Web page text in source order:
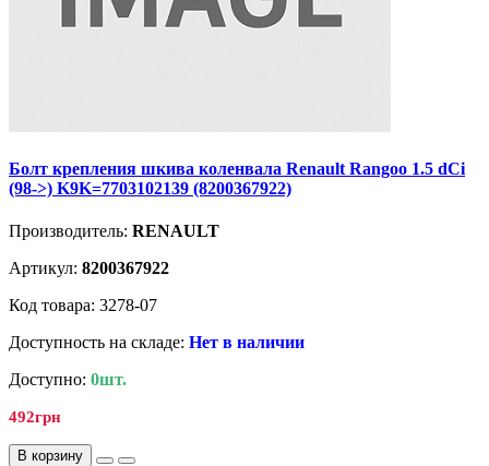
Болт крепления шкива коленвала Renault Rangoo 1.5 dCi
(98->) K9K=7703102139 (8200367922)
Производитель: RENAULT
Артикул: 8200367922
Код товара: 3278-07
Доступность на складе: Нет в наличии
Доступно: 0шт.
492грн
В корзину